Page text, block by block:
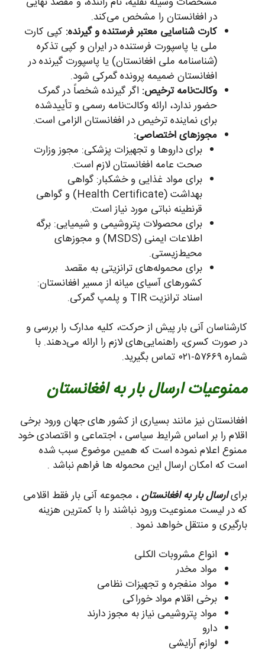
در افغانستان را مشخص می‌کند.
کارت شناسایی معتبر فرستنده و گیرنده: کپی کارت
ملی یا پاسپورت فرستنده در ایران و کپی تذکره
(شناسنامه ملی افغانستان) یا پاسپورت گیرنده در
افغانستان ضمیمه پرونده گمرکی شود.
وکالت‌نامه ترخیص: اگر گیرنده شخصاً در گمرک
حضور ندارد، ارائه وکالت‌نامه رسمی و تأییدشده
برای نماینده ترخیص در افغانستان الزامی است.
مجوزهای اختصاصی:
برای داروها و تجهیزات پزشکی: مجوز وزارت
صحت عامه افغانستان لازم است.
برای مواد غذایی و خشکبار: گواهی
بهداشت (Health Certificate) و گواهی
قرنطینه نباتی مورد نیاز است.
برای محصولات پتروشیمی و شیمیایی: برگه
اطلاعات ایمنی (MSDS) و مجوزهای
محیط‌زیستی.
برای محموله‌های ترانزیتی به مقصد
کشورهای آسیای میانه از مسیر افغانستان:
اسناد ترانزیت TIR و پلمپ گمرکی.
کارشناسان آنی بار پیش از حرکت، کلیه مدارک را بررسی و
در صورت کسری، راهنمایی‌های لازم را ارائه می‌دهند. با
شماره ۵۷۶۶۹-۰۲۱ تماس بگیرید.
ممنوعیات ارسال بار به افغانستان
افغانستان نیز مانند بسیاری از کشور های جهان ورود برخی
اقلام را بر اساس شرایط سیاسی ، اجتماعی و اقتصادی خود
ممنوع اعلام نموده است که همین موضوع سبب شده
است که امکان ارسال این محموله ها فراهم نباشد .
برایارسال بار به افغانستان، مجموعه آنی بار فقط اقلامی
که در لیست ممنوعیت ورود نباشند را با کمترین هزینه
بارگیری و منتقل خواهد نمود .
انواع مشروبات الکلی
مواد مخدر
مواد منفجره و تجهیزات نظامی
برخی اقلام مواد خوراکی
مواد پتروشیمی نیاز به مجوز دارند
دارو
لوازم آرایشی